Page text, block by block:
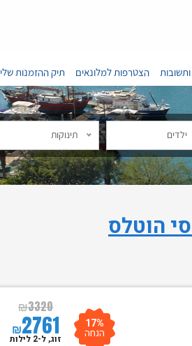
הצטרפות למלונאים תיק ההזמנות שלי
ילדים תינוקות
הוטלס
₪3320
₪2761 17%
הנחה זוג, ל-2 לילות